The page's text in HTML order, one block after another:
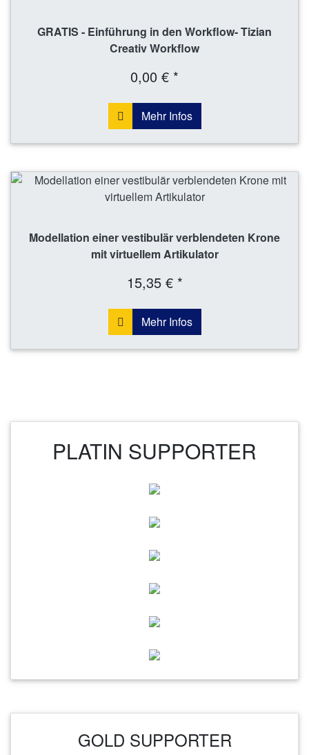
GRATIS - Einführung in den Workflow- Tizian
Creativ Workflow
0,00 € *
Mehr Infos
Modellation einer vestibulär verblendeten Krone
mit virtuellem Artikulator
15,35 € *
Mehr Infos
PLATIN SUPPORTER
GOLD SUPPORTER